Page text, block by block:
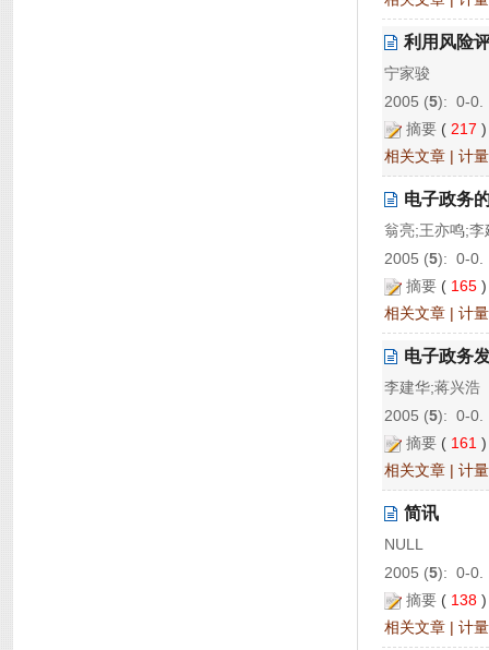
利用风险
宁家骏
2005 (5): 0-0.
摘要 ( 217
相关文章 | 计
电子政务
翁亮;王亦鸣;李
2005 (5): 0-0.
摘要 ( 165
相关文章 | 计
电子政务
李建华;蒋兴浩
2005 (5): 0-0.
摘要 ( 161
相关文章 | 计
简讯
NULL
2005 (5): 0-0.
摘要 ( 138
相关文章 | 计